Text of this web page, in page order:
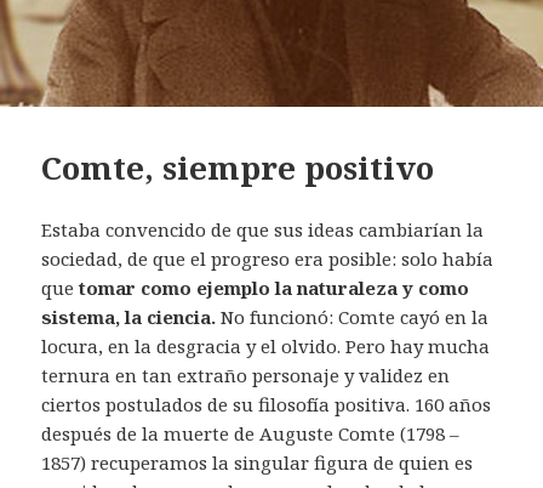
Comte, siempre positivo
Estaba convencido de que sus ideas cambiarían la
sociedad, de que el progreso era posible: solo había
quetomar como ejemplo la naturaleza y como
sistema, la ciencia. No funcionó: Comte cayó en la
locura, en la desgracia y el olvido. Pero hay mucha
ternura en tan extraño personaje y validez en
ciertos postulados de su filosofía positiva. 160 años
después de la muerte de Auguste Comte (1798 –
1857) recuperamos la singular figura de quien es